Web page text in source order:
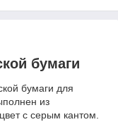
бумаги
бумаги для
из
с серым кантом.